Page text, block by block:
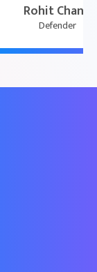
Rohit Chand
Defender